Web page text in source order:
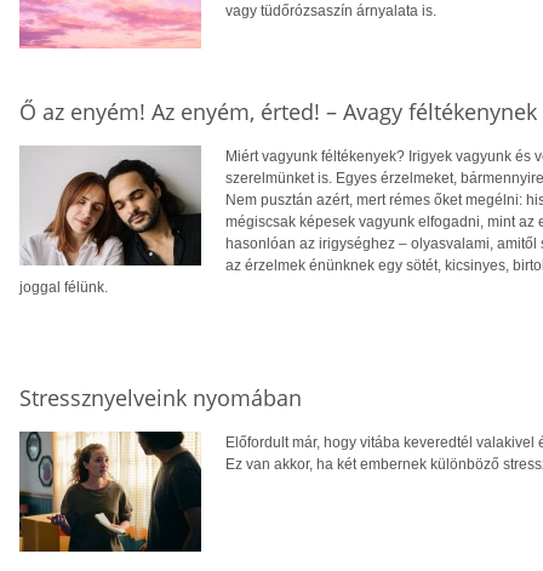
vagy tüdőrózsaszín árnyalata is.
Ő az enyém! Az enyém, érted! – Avagy
Miért vagyunk féltékenyek? Irigyek vagyunk és
szerelmünket is. Egyes érzelmeket,
Nem pusztán azért, mert rémes őket megélni:
mégiscsak képesek vagyunk elfogadni, mint az
hasonlóan az irigységhez – olyasvalami,
az érzelmek énünknek egy sötét, kicsinyes,
joggal félünk.
Stressznyelveink nyomában
Előfordult már, hogy vitába keveredtél
Ez van akkor, ha két embernek különböző